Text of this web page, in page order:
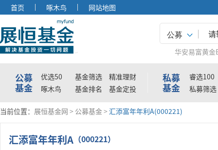
首页 啄木鸟 网站地图
公募
华安易富黄金
公募
基金
优选50 基金筛选
精准理财
啄木鸟
基金排名 基金定投
私募
基金
睿选100
私募筛选
当前位置： 展恒基金网 > 公募基金> 汇添富年年利A(000221)
汇添富年年利A （000221）